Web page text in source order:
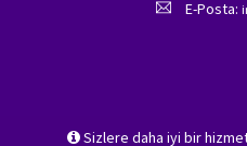
Sizlere daha iyi bir
E-Posta: